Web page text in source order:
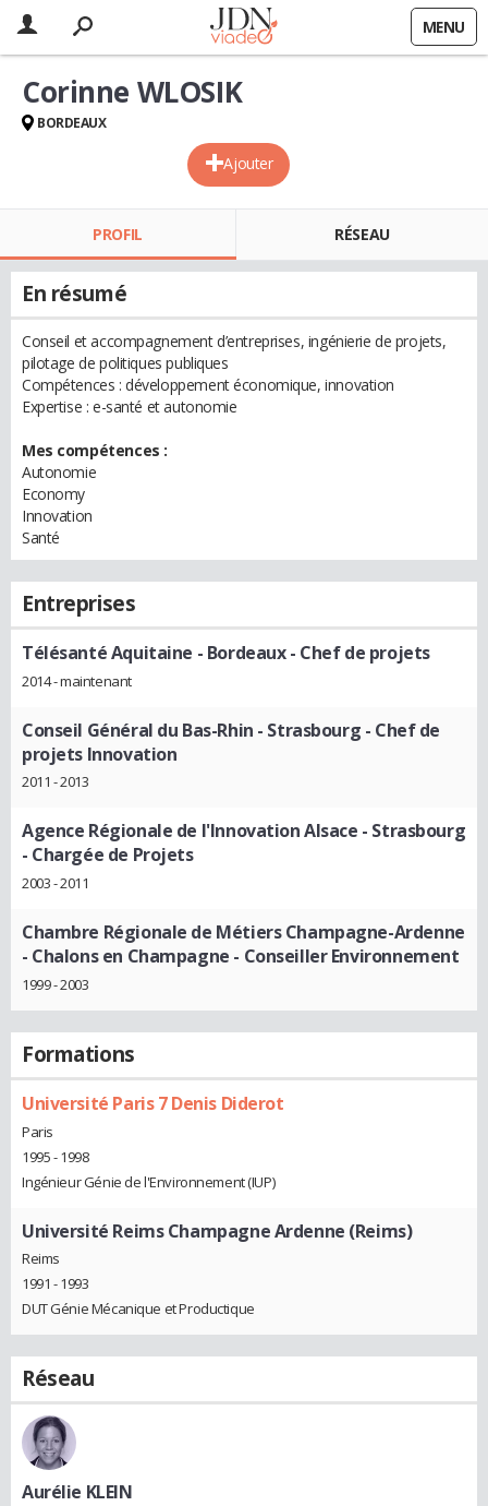
MENU
Ajouter
Corinne WLOSIK
BORDEAUX
PROFIL RÉSEAU
En résumé
Conseil et accompagnement d’entreprises, ingénierie de projets,
pilotage de politiques publiques
Compétences : développement économique, innovation
Expertise : e-santé et autonomie
Mes compétences :
Autonomie
Economy
Innovation
Santé
Entreprises
Télésanté Aquitaine - Bordeaux- Chef de projets
2014 - maintenant
Conseil Général du Bas-Rhin - Strasbourg - Chef de
projets Innovation
2011 - 2013
Agence Régionale de l'Innovation Alsace - Strasbourg
- Chargée de Projets
2003 - 2011
Chambre Régionale de Métiers Champagne-Ardenne
- Chalons en Champagne - Conseiller Environnement
1999 - 2003
Formations
Université Paris 7 Denis Diderot
Paris
1995 - 1998
Ingénieur Génie de l'Environnement (IUP)
Université Reims Champagne Ardenne (Reims)
Reims
1991 - 1993
DUT Génie Mécanique et Productique
Réseau
Aurélie KLEIN